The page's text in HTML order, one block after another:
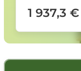
1 937,3 €